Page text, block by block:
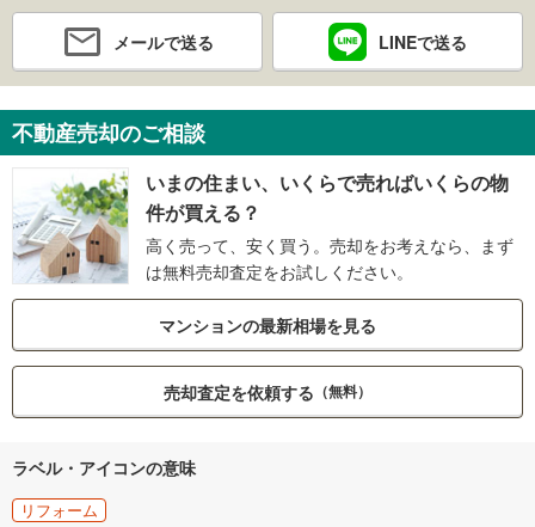
メールで送る LINEで送る
不動産売却のご相談
いまの住まい、いくらで売ればいくらの物
件が買える？
高く売って、安く買う。売却をお考えなら、まず
は無料売却査定をお試しください。
マンションの最新相場を見る
売却査定を依頼する （無料）
ラベル・アイコンの意味
リフォーム